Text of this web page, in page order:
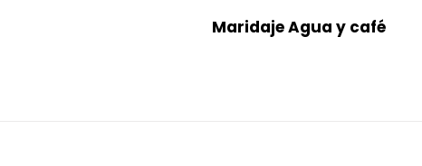
Maridaje Agua y café